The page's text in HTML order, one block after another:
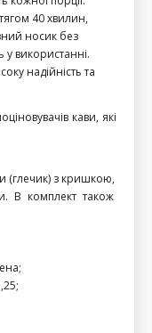
40 хвилин,
носик без
у використанні.
надійність та
кави, які
(глечик) з кришкою,
В комплект також